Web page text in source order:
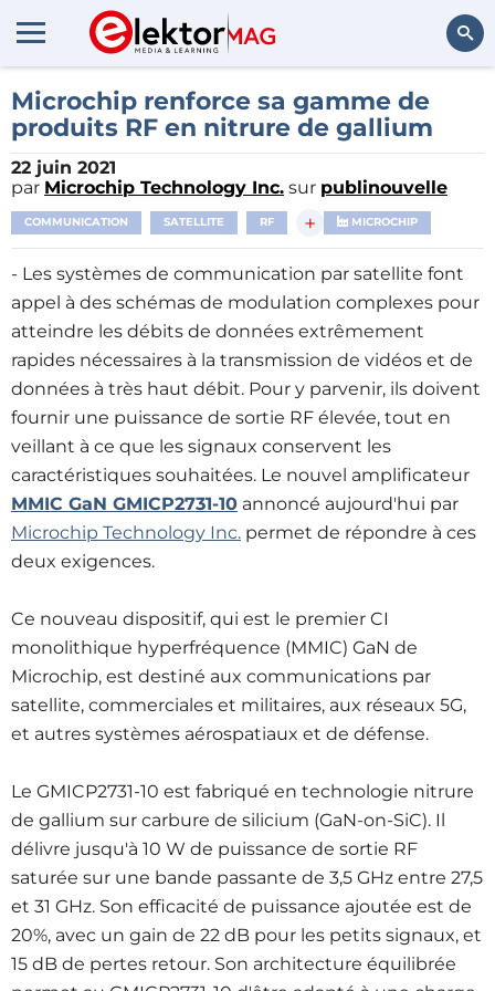
Rechercher
Microchip renforce sa gamme de
produits RF en nitrure de gallium
22 juin 2021
par Microchip Technology Inc. sur publinouvelle
COMMUNICATION SATELLITE RF + MICROCHIP
- Les systèmes de communication par satellite font
appel à des schémas de modulation complexes pour
atteindre les débits de données extrêmement
rapides nécessaires à la transmission de vidéos et de
données à très haut débit. Pour y parvenir, ils doivent
fournir une puissance de sortie RF élevée, tout en
veillant à ce que les signaux conservent les
caractéristiques souhaitées. Le nouvel amplificateur
MMIC GaN GMICP2731-10 annoncé aujourd'hui par
Microchip Technology Inc. permet de répondre à ces
deux exigences.
Ce nouveau dispositif, qui est le premier CI
monolithique hyperfréquence (MMIC) GaN de
Microchip, est destiné aux communications par
satellite, commerciales et militaires, aux réseaux 5G,
et autres systèmes aérospatiaux et de défense.
Le GMICP2731-10 est fabriqué en technologie nitrure
de gallium sur carbure de silicium (GaN-on-SiC). Il
délivre jusqu'à 10 W de puissance de sortie RF
saturée sur une bande passante de 3,5 GHz entre 27,5
et 31 GHz. Son efficacité de puissance ajoutée est de
20%, avec un gain de 22 dB pour les petits signaux, et
15 dB de pertes retour. Son architecture équilibrée